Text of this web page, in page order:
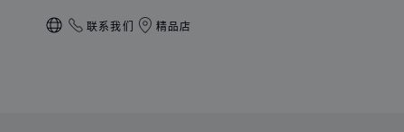
本地化（更改国家/地区）
联系我们 精品店